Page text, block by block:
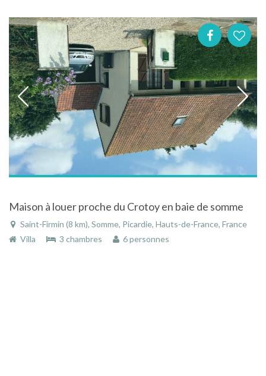
Maison à louer proche du Crotoy en baie de somme
Saint-Firmin (8 km), Somme, Picardie, Hauts-de-France, France
Villa
3 chambres 6 personnes